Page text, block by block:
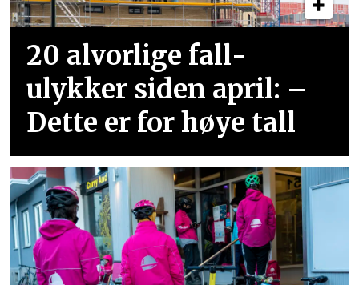
20 alvorlige fall­
ulykker siden april: –
Dette er for høye tall